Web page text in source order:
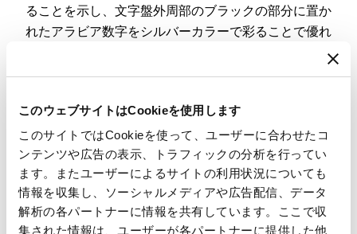
このウェブサイトはCookieを使用します
このサイトではCookieを使って、ユーザーに合わせたコ
ンテンツや広告の表示、トラフィックの分析を行ってい
ます。またユーザーによるサイトの利用状況についても
情報を収集し、ソーシャルメディアや広告配信、データ
解析の各パートナーに情報を共有しています。ここで収
集された情報は、ユーザーが各パートナーに提供した他
ることを示し、文字盤外周部のブラックの部分に置か
れたアラビア数字をシルバーカラーで彩ることで優れ
発見する